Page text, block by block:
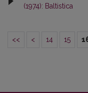
(1974): Baltistica
<< < 14 15